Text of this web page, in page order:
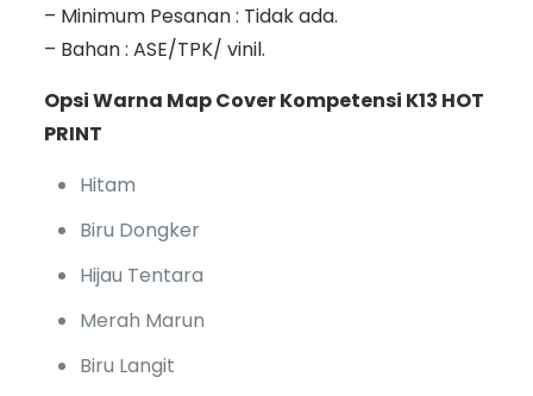
– Minimum Pesanan : Tidak ada.
– Bahan : ASE/TPK/ vinil.
Opsi Warna Map Cover Kompetensi K13 HOT
PRINT
Hitam
Biru Dongker
Hijau Tentara
Merah Marun
Biru Langit